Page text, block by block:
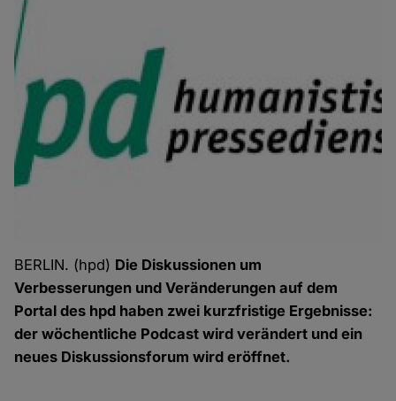
BERLIN. (hpd) Die Diskussionen um
Verbesserungen und Veränderungen auf dem
Portal des hpd haben zwei kurzfristige Ergebnisse:
der wöchentliche Podcast wird verändert und ein
neues Diskussionsforum wird eröffnet.